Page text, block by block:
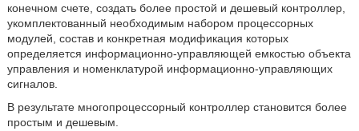
конечном счете, создать более простой и дешевый контроллер,
укомплектованный необходимым набором процессорных
модулей, состав и конкретная модификация которых
определяется информационно-управляющей емкостью объекта
управления и номенклатурой информационно-управляющих
сигналов.
В результате многопроцессорный контроллер становится более
простым и дешевым.